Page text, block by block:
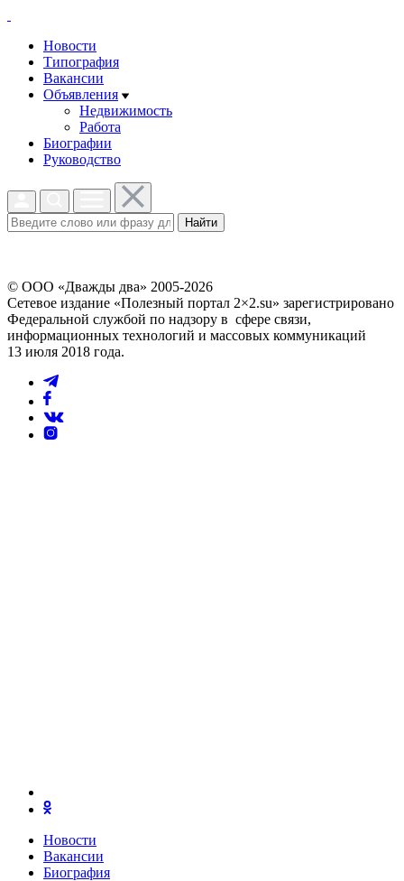
Новости
Типография
Вакансии
Объявления
Недвижимость
Работа
Биографии
Руководство
Найти
© ООО «Дважды два» 2005-2026
Сетевое издание «Полезный портал 2×2.su» зарегистрировано
Федеральной службой по надзору в сфере связи,
информационных технологий и массовых коммуникаций
13 июля 2018 года.
Новости
Вакансии
Биография